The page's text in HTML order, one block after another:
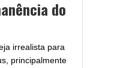
do
irrealista para
principalmente